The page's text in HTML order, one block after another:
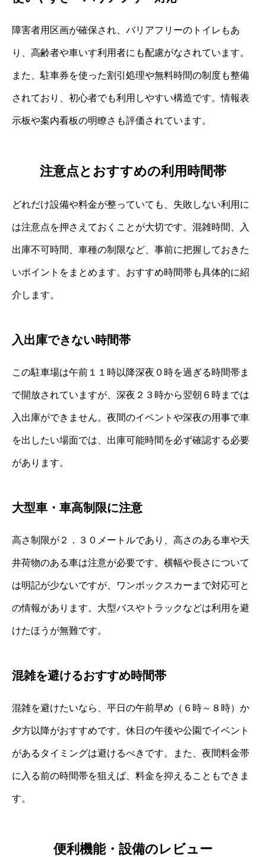
障害者用区画が確保され、バリアフリーのトイレもあ
り、高齢者や車いす利用者にも配慮がなされています。
また、駐車券を使った割引処理や無料時間の制度も整備
されており、初心者でも利用しやすい構造です。情報表
示板や案内看板の明瞭さも評価されています。
注意点とおすすめの利用時間帯
どれだけ設備や料金が整っていても、失敗しない利用に
は注意点を押さえておくことが大切です。混雑時間、入
出庫不可時間、車種の制限など、事前に把握しておきた
いポイントをまとめます。おすすめ時間帯も具体的に紹
介します。
入出庫できない時間帯
この駐車場は午前１１時以降深夜０時を過ぎる時間帯ま
で開放されていますが、深夜２３時から翌朝６時までは
入出庫ができません。夜間のイベントや深夜の用事で車
を出したい場面では、出庫可能時間を必ず確認する必要
があります。
大型車・車高制限に注意
高さ制限が２．３０メートルであり、高さのある車や天
井荷物のある車は注意が必要です。横幅や長さについて
は明記が少ないですが、ワンボックスカーまで対応可と
の情報があります。大型バスやトラックなどは利用を避
けたほうが無難です。
混雑を避けるおすすめ時間帯
混雑を避けたいなら、平日の午前早め（６時～８時）か
夕方以降がおすすめです。休日の午後や公園でイベント
があるタイミングは避けるべきです。また、夜間料金帯
に入る前の時間帯を狙えば、料金を抑えることもできま
す。
便利機能・設備のレビュー